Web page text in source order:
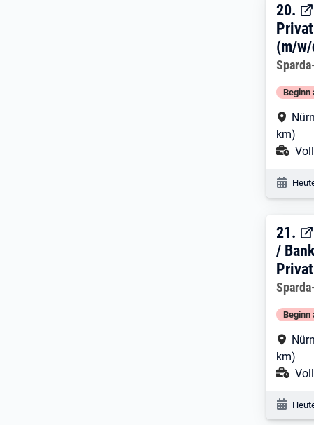
20.
20.
(m/
Beginn
km)
21.
21.
/
Beginn
km)